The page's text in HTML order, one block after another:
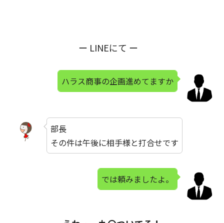
ー LINEにて ー
ハラス商事の企画進めてますか
部長
その件は午後に相手様と打合せです
では頼みましたよ。